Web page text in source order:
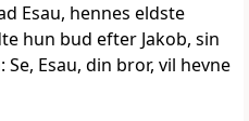
Esau, hennes eldste
hun bud efter Jakob, sin
Esau, din bror, vil hevne